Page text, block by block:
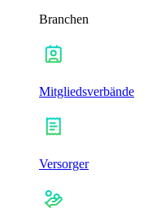
Branchen
Mitgliedsverbände
Versorger